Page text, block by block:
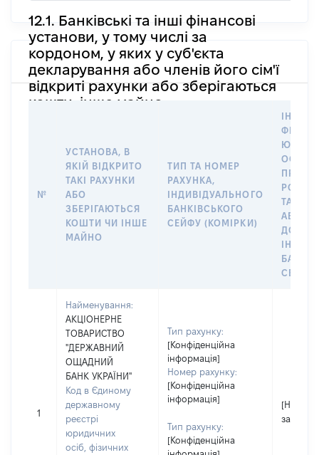
12.1. Банківські та інші фінансові
установи, у тому числі за
кордоном, у яких у суб'єкта
декларування або членів його сім'ї
відкриті рахунки або зберігаються
кошти, інше майно
№
УСТАНОВА, В
ЯКІЙ ВІДКРИТО
ТАКІ РАХУНКИ
АБО
ЗБЕРІГАЮТЬСЯ
КОШТИ ЧИ ІНШЕ
МАЙНО
ТИП ТА НОМЕР
РАХУНКА,
ІНДИВІДУАЛЬНОГО
БАНКІВСЬКОГО
СЕЙФУ (КОМІРКИ)
ПРАВО
ТАКИМ
АБО
ДО
СЕЙФУ
1
Найменування:
АКЦІОНЕРНЕ
ТОВАРИСТВО
"ДЕРЖАВНИЙ
ОЩАДНИЙ
БАНК УКРАЇНИ"
Код в Єдиному
державному
реєстрі
юридичних
осіб, фізичних
Тип рахунку:
[Конфіденційна
інформація]
Номер рахунку:
[Конфіденційна
інформація]
Тип рахунку:
[Конфіденційна
[Не